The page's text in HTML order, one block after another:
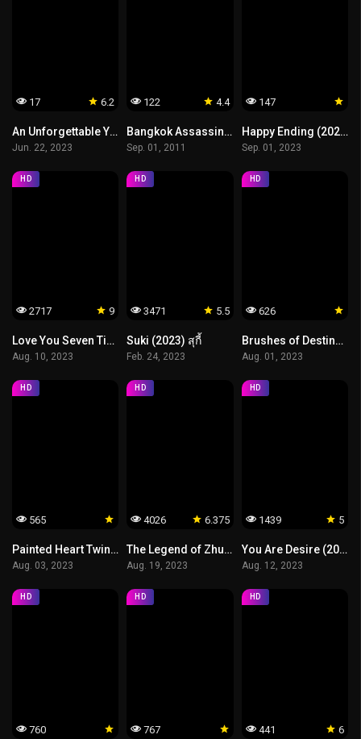
6.2
17
An Unforgettable Year Spring (2023) ปีที่ไม่อาจลืมเลือน ฤดูใบไม้ผลิ
Jun. 22, 2023
4.4
122
Bangkok Assassins (2011) บางกอกกังฟู
Sep. 01, 2011
147
Happy Ending (2023) แฮปปี้ เอนดิ้ง
Sep. 01, 2023
9
2717
HD
Love You Seven Times (2023) เจ็ดชาติภพ หนึ่งปรารถนา
Aug. 10, 2023
5.5
3471
HD
Suki (2023) สุกี้
Feb. 24, 2023
626
HD
Brushes of Destiny (2023) ข้ามมิติป่วนรักคุณชายจิตรกร
Aug. 01, 2023
565
HD
Painted Heart Twin Tribulations (2023) วาดรัก ใจสองดวง
Aug. 03, 2023
6.375
4026
HD
The Legend of Zhuohua (2023) ขุนนางหญิงยอดเสน่หา
Aug. 19, 2023
5
1439
HD
You Are Desire (2023) เธอคือฝันหวานละมุน
Aug. 12, 2023
760
HD
767
HD
6
441
HD